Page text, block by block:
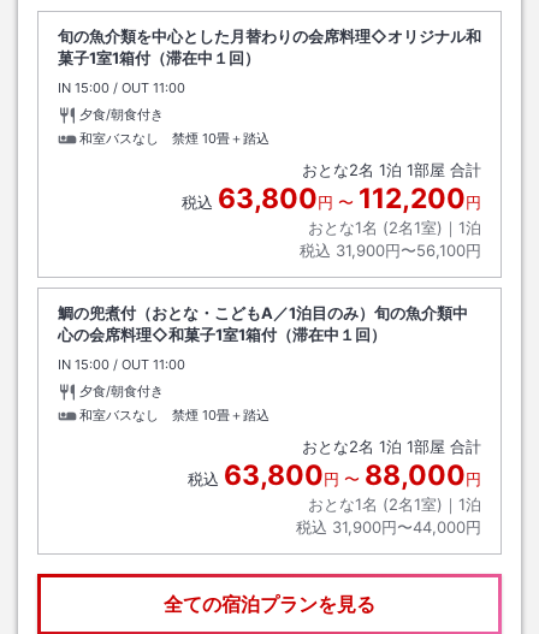
旬の魚介類を中心とした月替わりの会席料理◇オリジナル和
菓子1室1箱付（滞在中１回）
IN チェックイン
15:00 / OUT チェックアウト
11:00
夕食/朝食付き
和室バスなし 禁煙 10畳＋踏込
おとな2名 1泊 1部屋 合計
税込 63,800円 〜 112,200円
おとな1名 (2名1室)｜ 1泊
税込 31,900円〜56,100円
鯛の兜煮付（おとな・こどもA／1泊目のみ）旬の魚介類中
心の会席料理◇和菓子1室1箱付（滞在中１回）
IN チェックイン
15:00 / OUT チェックアウト
11:00
夕食/朝食付き
和室バスなし 禁煙 10畳＋踏込
おとな2名 1泊 1部屋 合計
税込 63,800円 〜 88,000円
おとな1名 (2名1室)｜ 1泊
税込 31,900円〜44,000円
全ての宿泊プランを見る